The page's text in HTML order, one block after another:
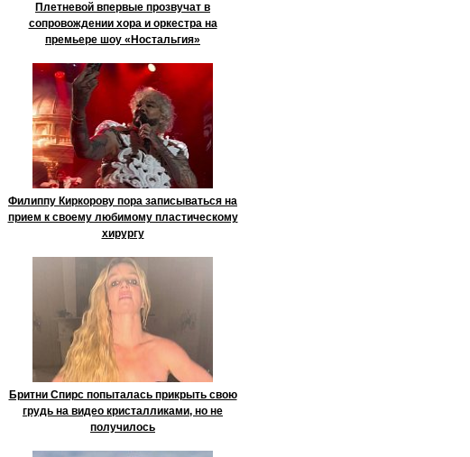
Плетневой впервые прозвучат в
сопровождении хора и оркестра на
премьере шоу «Ностальгия»
Филиппу Киркорову пора записываться на
прием к своему любимому пластическому
хирургу
Бритни Спирс попыталась прикрыть свою
грудь на видео кристалликами, но не
получилось